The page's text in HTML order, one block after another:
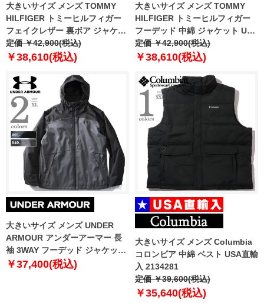
大きいサイズ メンズ TOMMY
HILFIGER トミーヒルフィガー
フェイクレザー 裏ボア ジャケッ
ト USA直輸入 152as819
定価 ￥42,900(税込)
￥38,610(税込)
大きいサイズ メンズ TOMMY
HILFIGER トミーヒルフィガー
フーデッド 中綿 ジャケット USA
直輸入 150au263
定価 ￥42,900(税込)
￥38,610(税込)
大きいサイズ メンズ UNDER
ARMOUR アンダーアーマー 長
袖 3WAY フーデッド ジャケット
スポーツウェア USA 直輸入
￥37,400(税込)
大きいサイズ メンズ Columbia
コロンビア 中綿 ベスト USA直輸
入 2134281
定価 ￥39,600(税込)
￥35,640(税込)